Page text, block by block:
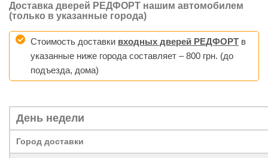
Доставка дверей РЕДФОРТ нашим автомобилем
(только в указанные города)
Стоимость доставки входных дверей РЕДФОРТ в
указанные ниже города составляет – 800 грн. (до
подъезда, дома)
День недели
Город доставки